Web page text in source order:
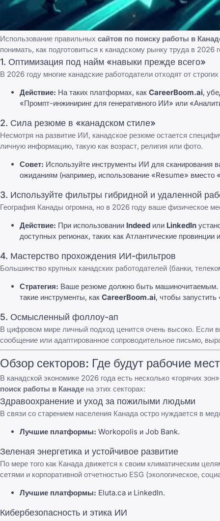
Использование правильных сайтов по поиску работы в
понимать, как подготовиться к канадскому рынку труда в 2026
1. Оптимизация под найм «навыки прежде всего»
В 2026 году многие канадские работодатели отходят от
Действие: На таких платформах, как CareerBoom.ai,
«Промпт-инжиниринг для генеративного ИИ» или
2. Сила резюме в «канадском стиле»
Несмотря на развитие ИИ, канадское резюме остается
личную информацию, такую как возраст, религия или фото.
Совет: Используйте инструменты ИИ для сканирования
ожиданиям (например, использование «Resume»
3. Используйте фильтры гибридной и удаленной
География Канады огромна, но в 2026 году ваше физическое
Действие: При использовании Indeed или LinkedIn
доступных регионах, таких как Атлантические провинции
4. Мастерство прохождения ИИ-фильтров
Большинство крупных канадских работодателей (банки,
Стратегия: Ваше резюме должно быть машиночитаемым.
такие инструменты, как CareerBoom.ai, чтобы
5. Осмысленный фоллоу-ап
В цифровом мире личный подход ценится очень высоко. Если
сообщение или адаптированное сопроводительное письмо,
Обзор секторов: Где будут рабочие
В канадской экономике 2026 года есть несколько «горячих
поиск работы в Канаде на этих секторах:
Здравоохранение и уход за пожилыми людьми
В связи со старением населения Канада остро нуждается в
Лучшие платформы: Workopolis и Job Bank.
Зеленая энергетика и устойчивое развитие
По мере того как Канада движется к своим климатическим
сетями и корпоративной отчетностью ESG (экологическое,
Лучшие платформы: Eluta.ca и LinkedIn.
Кибербезопасность и этика ИИ